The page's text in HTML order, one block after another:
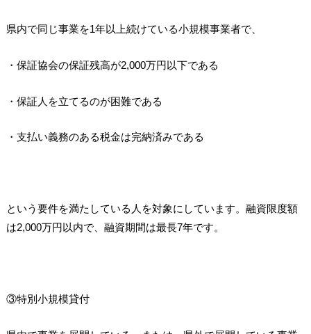
県内で同じ事業を1年以上続けている小規模事業者で、
・保証協会の保証残高が2,000万円以下である
・保証人を立てるのが困難である
・支払い義務のある税金は完納済みである
という要件を満たしている人を対象にしています。融資限度額
は2,000万円以内で、融資期間は最長7年です。
③特別小規模貸付